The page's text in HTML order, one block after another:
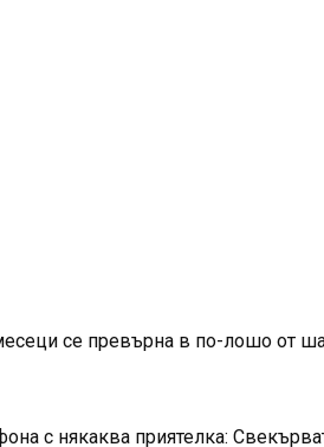
се превърна в по-лошо от
с някаква приятелка: